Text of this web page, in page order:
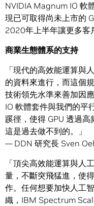
NVIDIA Magnum IO 軟
現已可取得尚未上市的
2020年上半年讓更多客
商業生態體系的支持
「現代的高效能運算與
的資料來進行，而這個
技術領先水準來善加因
IO 軟體套件與我們的平
蹊徑，使得 GPU 透過
這是過去做不到的。」
— DDN 研究長 Sven
「頂尖高效能運算與人
量，不斷突飛猛進，使
作。任何想要加快人工
織，IBM Spectrum